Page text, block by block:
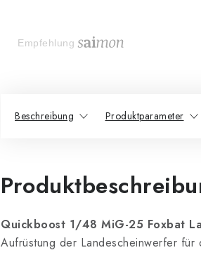
Empfehlung
Beschreibung Produktparameter
Quickboost 1/48 MiG-25 Foxbat
Aufrüstung der Landescheinwerfer